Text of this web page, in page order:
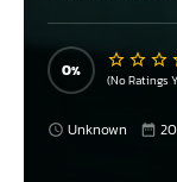
0 (No Ratings
Unknown